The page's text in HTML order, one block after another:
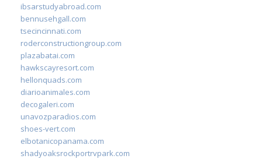
ibsarstudyabroad.com
bennusehgall.com
tsecincinnati.com
roderconstructiongroup.com
plazabatai.com
hawkscayresort.com
hellonquads.com
diarioanimales.com
decogaleri.com
unavozparadios.com
shoes-vert.com
elbotanicopanama.com
shadyoaksrockportrvpark.com